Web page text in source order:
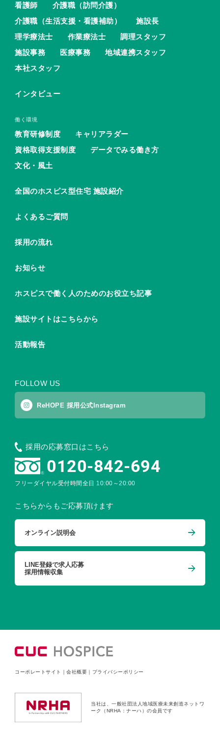
看護師
介護職（訪問介護）
介護職（生活支援・看護補助）
施設長
理学療法士
作業療法士
調理スタッフ
施設事務
医療事務
地域連携スタッフ
本社スタッフ
インタビュー
働く環境
教育研修制度
キャリアラダー
資格取得支援制度
データでみる働き方
文化・風土
全国のホスピス型住宅 施設紹介
よくあるご質問
採用の流れ
お知らせ
ホスピスで働く人のためのお役立ち記事
施設サイトはこちらから
活動報告
FOLLOW US
ReHOPE 採用公式Instagram
採用の応募窓口はこちら
0120-842-694
フリーダイヤル受付時間全日 10:00～20:00
こちらからもご応募頂けます
オンライン説明会
LINE登録で求人応募
採用情報収集
コーポレートサイト ｜ 会社概要 ｜ プライバシーポリシー
当社は、一般社団法人地域医療未来創造ネットワ
ーク（NRHA：ナーハ）の会員です